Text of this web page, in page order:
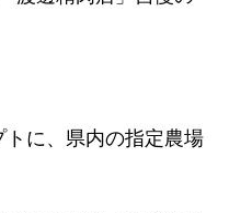
トに、県内の指定農場